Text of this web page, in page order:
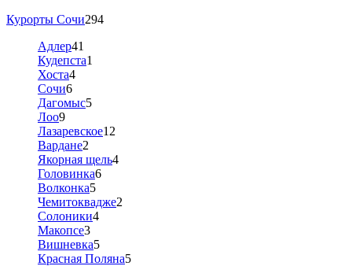
Курорты Сочи294
Адлер41
Кудепста1
Хоста4
Сочи6
Дагомыс5
Лоо9
Лазаревское12
Вардане2
Якорная щель4
Головинка6
Волконка5
Чемитоквадже2
Солоники4
Макопсе3
Вишневка5
Красная Поляна5